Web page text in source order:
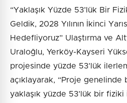
“Yaklaşık Yüzde 53’lük Bir
Geldik, 2028 Yılının İkinci
Hedefliyoruz” Ulaştırma ve
Uraloğlu, Yerköy-Kayseri
projesinde yüzde 53’lük
açıklayarak, “Proje genelinde
yaklaşık yüzde 53’lük bir